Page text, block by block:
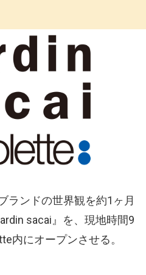
ランドの世界観を約1ヶ月
sacai』を、現地時間9
内にオープンさせる。